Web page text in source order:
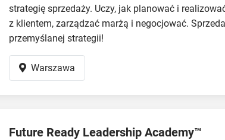
strategię sprzedaży. Uczy, jak planować i
z klientem, zarządzać marżą i negocjować.
przemyślanej strategii!
Warszawa
Future Ready Leadership Academy™